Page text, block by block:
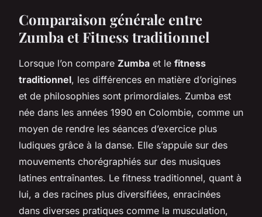
Comparaison générale entre
Zumba et Fitness traditionnel
Lorsque l’on compare Zumba et le fitness
traditionnel, les différences en matière d’origines
et de philosophies sont primordiales. Zumba est
née dans les années 1990 en Colombie, comme un
moyen de rendre les séances d’exercice plus
ludiques grâce à la danse. Elle s’appuie sur des
mouvements chorégraphiés sur des musiques
latines entraînantes. Le fitness traditionnel, quant à
lui, a des racines plus diversifiées, enracinées
dans diverses pratiques comme la musculation,